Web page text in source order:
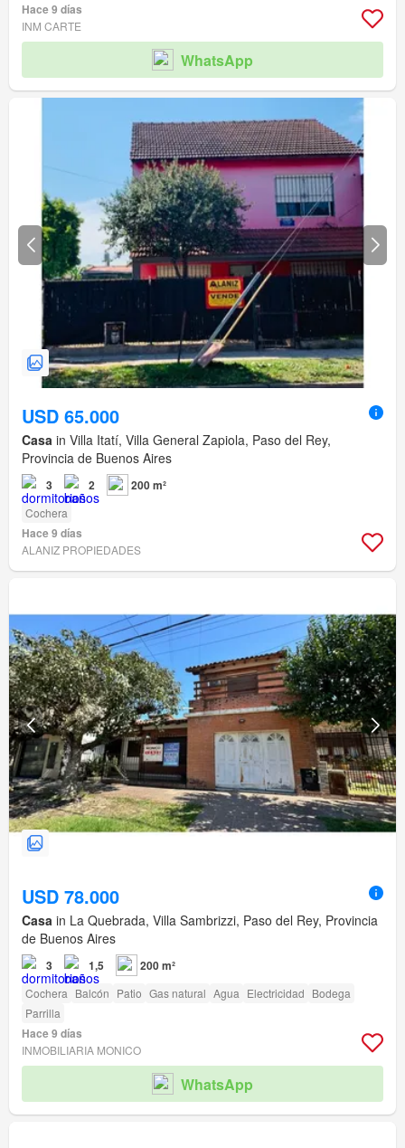
Hace 9 días
INM CARTE
WhatsApp
USD 65.000
Casa in Villa Itatí, Villa General Zapiola, Paso del Rey,
Provincia de Buenos Aires
3 2 200 m²
Cochera
Hace 9 días
ALANIZ PROPIEDADES
USD 78.000
Casa in La Quebrada, Villa Sambrizzi, Paso del Rey, Provincia
de Buenos Aires
3 1,5 200 m²
Cochera Balcón Patio Gas natural Agua Electricidad Bodega
Parrilla
Hace 9 días
INMOBILIARIA MONICO
WhatsApp